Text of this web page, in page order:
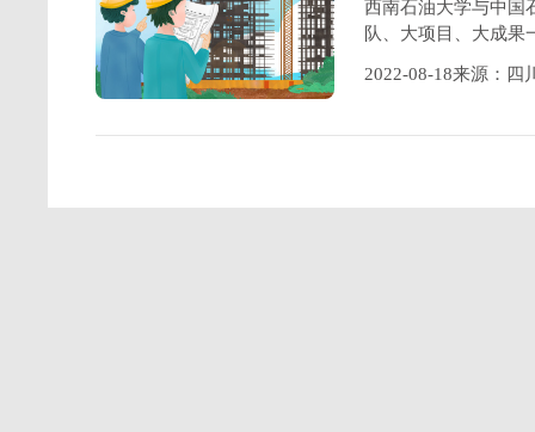
西南石油大学与中国
队、大项目、大成果
2022-08-18来源：四